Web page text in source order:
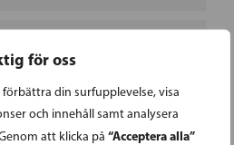
för oss
din surfupplevelse, visa
och innehåll samt analysera
att klicka på “Acceptera alla”